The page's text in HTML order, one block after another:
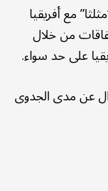
مع أفريقيا
من خلال
على حد سواء.
عن مدى الجدوى